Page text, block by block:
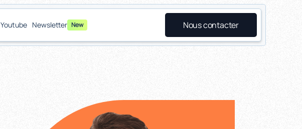
Youtube Newsletter New Nous contacter